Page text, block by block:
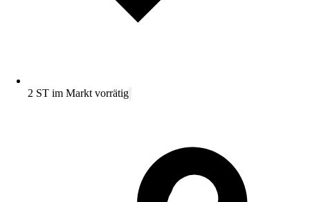
2 ST im Markt vorrätig